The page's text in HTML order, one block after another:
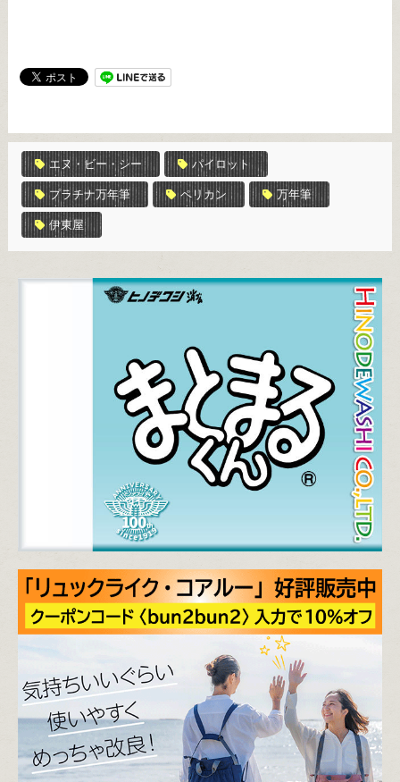
エヌ・ビー・シー パイロット
プラチナ万年筆 ペリカン 万年筆
伊東屋